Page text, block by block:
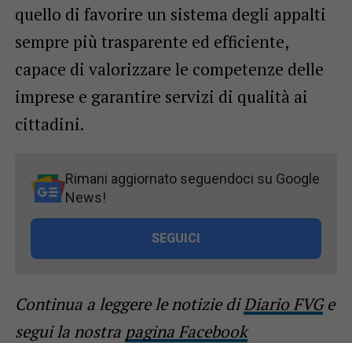
quello di favorire un sistema degli appalti
sempre più trasparente ed efficiente,
capace di valorizzare le competenze delle
imprese e garantire servizi di qualità ai
cittadini.
Rimani aggiornato seguendoci su Google
News!
SEGUICI
Continua a leggere le notizie diDiario FVGe
segui la nostra pagina Facebook